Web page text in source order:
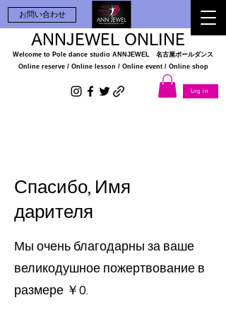
ANNJEWEL ONLINE
お問い合わせ
Welcome to Pole dance studio ANNJEWEL 名古屋ポールダンス
Online reserve / Online lesson / Online event / Online shop
Log in
Спасибо, Имя
дарителя
Мы очень благодарны за ваше
великодушное пожертвование в
размере ￥0.